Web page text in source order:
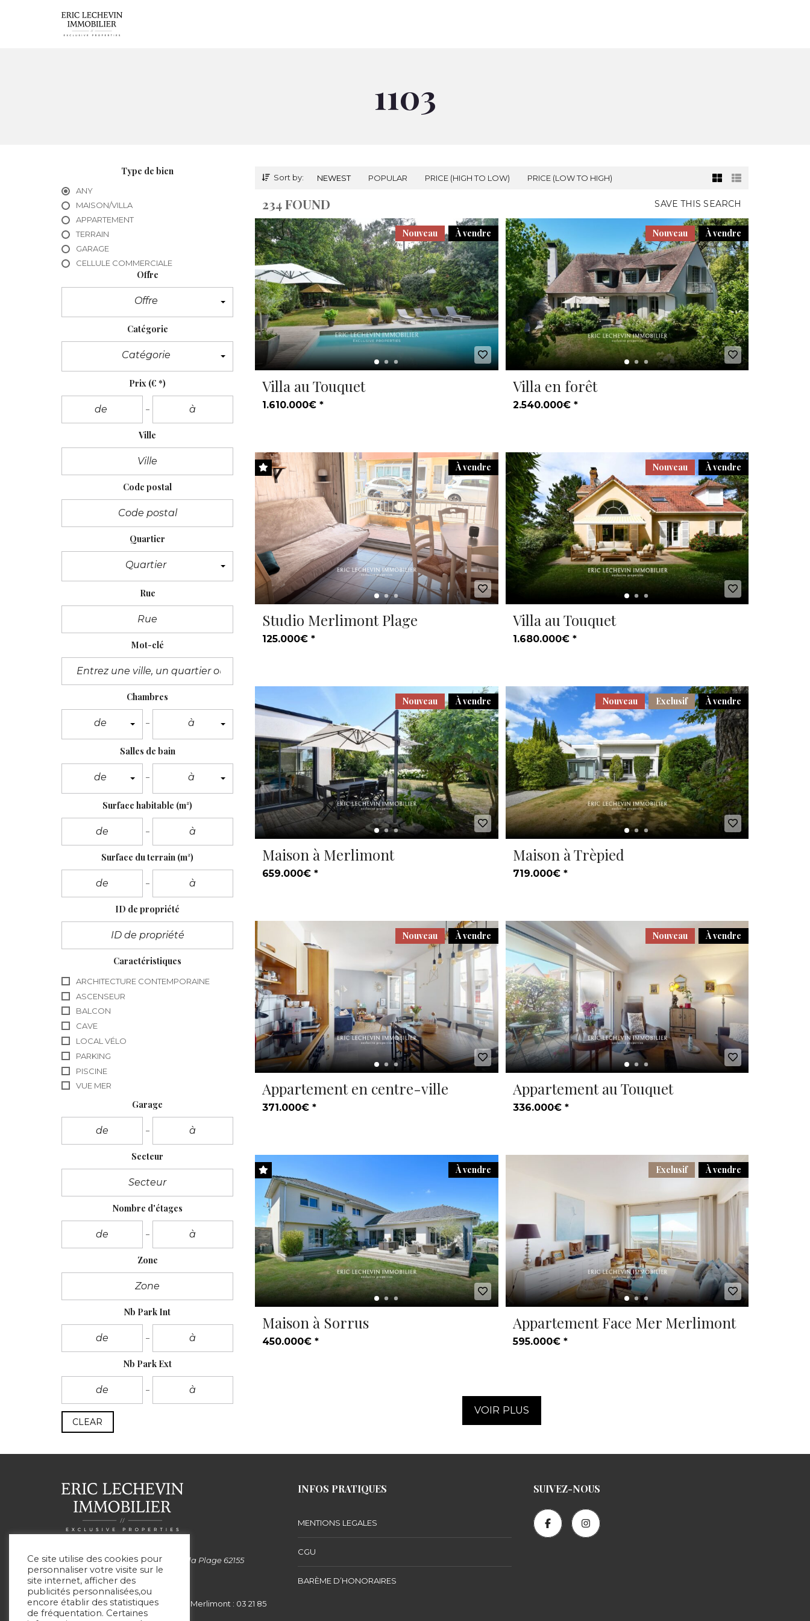
1103
Type de bien
ANY
MAISON/VILLA
APPARTEMENT
TERRAIN
GARAGE
CELLULE COMMERCIALE
Offre
Offre
Catégorie
Catégorie
Prix (€ *)
Ville
Code postal
Quartier
Quartier
Rue
Mot-clé
Chambres
de à
Salles de bain
de à
Surface habitable (m²)
Surface du terrain (m²)
ID de propriété
Caractéristiques
ARCHITECTURE CONTEMPORAINE
ASCENSEUR
BALCON
CAVE
LOCAL VÉLO
PARKING
PISCINE
VUE MER
Garage
Secteur
Nombre d'étages
Zone
Nb Park Int
Nb Park Ext
CLEAR
Sort by: NEWEST POPULAR PRICE (HIGH TO LOW) PRICE (LOW TO HIGH)
SAVE THIS SEARCH
234 FOUND
À vendre
Nouveau
Villa au Touquet
1.610.000€ *
À vendre
Nouveau
Villa en forêt
2.540.000€ *
À vendre
Studio Merlimont Plage
125.000€ *
À vendre
Nouveau
Villa au Touquet
1.680.000€ *
À vendre
Nouveau
Maison à Merlimont
659.000€ *
À vendre
Exclusif
Nouveau
Maison à Trèpied
719.000€ *
À vendre
Nouveau
Appartement en centre-ville
371.000€ *
À vendre
Nouveau
Appartement au Touquet
336.000€ *
À vendre
Maison à Sorrus
450.000€ *
À vendre
Exclusif
Appartement Face Mer Merlimont
595.000€ *
VOIR PLUS
Siège social: 99 Avenue de la Plage 62155
MERLIMONT
Le Touquet : 03 21 05 75 05 - Merlimont : 03 21 85
00 51
INFOS PRATIQUES
MENTIONS LEGALES
CGU
BARÈME D’HONORAIRES
SUIVEZ-NOUS
Ce site utilise des cookies pour
personnaliser votre visite sur le
site internet, afficher des
publicités personnalisées,ou
encore établir des statistiques
de fréquentation. Certaines